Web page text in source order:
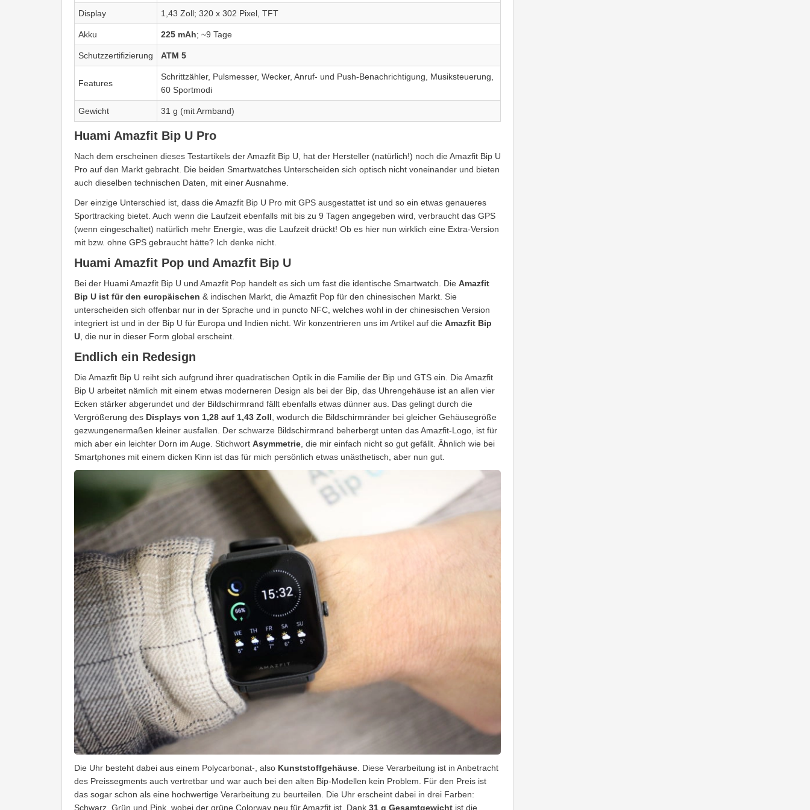
Display 1,43 Zoll; 320 x 302 Pixel, TFT
Akku 225 mAh; ~9 Tage
Schutzzertifizierung ATM 5
Features
Schrittzähler, Pulsmesser, Wecker, Anruf- und Push-Benachrichtigung, Musiksteuerung,
60 Sportmodi
Gewicht 31 g (mit Armband)
Huami Amazfit Bip U Pro
Nach dem erscheinen dieses Testartikels der Amazfit Bip U, hat der Hersteller (natürlich!) noch die Amazfit Bip U
Pro auf den Markt gebracht. Die beiden Smartwatches Unterscheiden sich optisch nicht voneinander und bieten
auch dieselben technischen Daten, mit einer Ausnahme.
Der einzige Unterschied ist, dass die Amazfit Bip U Pro mit GPS ausgestattet ist und so ein etwas genaueres
Sporttracking bietet. Auch wenn die Laufzeit ebenfalls mit bis zu 9 Tagen angegeben wird, verbraucht das GPS
(wenn eingeschaltet) natürlich mehr Energie, was die Laufzeit drückt! Ob es hier nun wirklich eine Extra-Version
mit bzw. ohne GPS gebraucht hätte? Ich denke nicht.
Huami Amazfit Pop und Amazfit Bip U
Bei der Huami Amazfit Bip U und Amazfit Pop handelt es sich um fast die identische Smartwatch. Die Amazfit
Bip U ist für den europäischen & indischen Markt, die Amazfit Pop für den chinesischen Markt. Sie
unterscheiden sich offenbar nur in der Sprache und in puncto NFC, welches wohl in der chinesischen Version
integriert ist und in der Bip U für Europa und Indien nicht. Wir konzentrieren uns im Artikel auf die Amazfit Bip
U, die nur in dieser Form global erscheint.
Endlich ein Redesign
Die Amazfit Bip U reiht sich aufgrund ihrer quadratischen Optik in die Familie der Bip und GTS ein. Die Amazfit
Bip U arbeitet nämlich mit einem etwas moderneren Design als bei der Bip, das Uhrengehäuse ist an allen vier
Ecken stärker abgerundet und der Bildschirmrand fällt ebenfalls etwas dünner aus. Das gelingt durch die
Vergrößerung des Displays von 1,28 auf 1,43 Zoll, wodurch die Bildschirmränder bei gleicher Gehäusegröße
gezwungenermaßen kleiner ausfallen. Der schwarze Bildschirmrand beherbergt unten das Amazfit-Logo, ist für
mich aber ein leichter Dorn im Auge. Stichwort Asymmetrie, die mir einfach nicht so gut gefällt. Ähnlich wie bei
Smartphones mit einem dicken Kinn ist das für mich persönlich etwas unästhetisch, aber nun gut.
Die Uhr besteht dabei aus einem Polycarbonat-, also Kunststoffgehäuse . Diese Verarbeitung ist in Anbetracht
des Preissegments auch vertretbar und war auch bei den alten Bip-Modellen kein Problem. Für den Preis ist
das sogar schon als eine hochwertige Verarbeitung zu beurteilen. Die Uhr erscheint dabei in drei Farben:
Schwarz, Grün und Pink, wobei der grüne Colorway neu für Amazfit ist. Dank 31 g Gesamtgewicht ist die